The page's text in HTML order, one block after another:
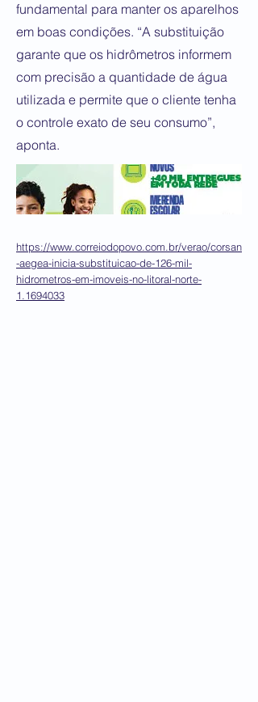
fundamental para manter os aparelhos
em boas condições. “A substituição
garante que os hidrômetros informem
com precisão a quantidade de água
utilizada e permite que o cliente tenha
o controle exato de seu consumo”,
aponta.
https://www.correiodopovo.com.br/verao/corsan
-aegea-inicia-substituicao-de-126-mil-
hidrometros-em-imoveis-no-litoral-norte-
1.1694033